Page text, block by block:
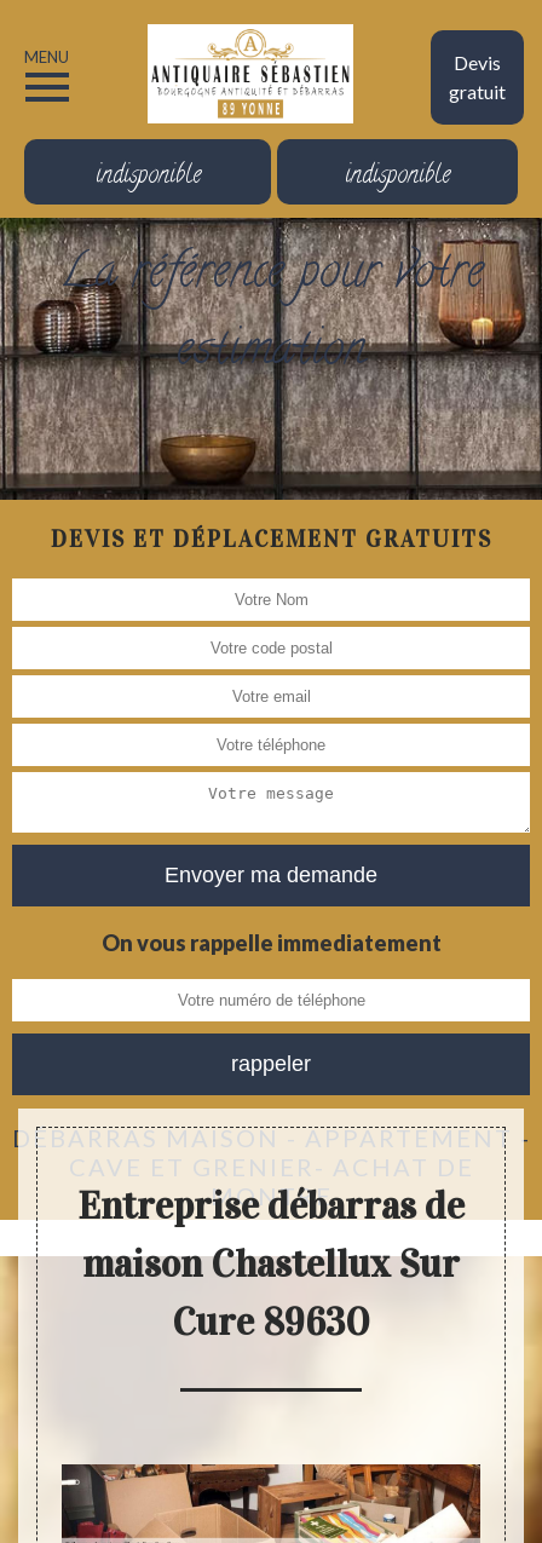
Devis
gratuit
MENU
indisponible indisponible
La référence pour votre
estimation
DEVIS ET DÉPLACEMENT GRATUITS
On vous rappelle immediatement
DÉBARRAS MAISON - APPARTEMENT -
CAVE ET GRENIER- ACHAT DE
MONTRE
Entreprise débarras de
maison Chastellux Sur
Cure 89630